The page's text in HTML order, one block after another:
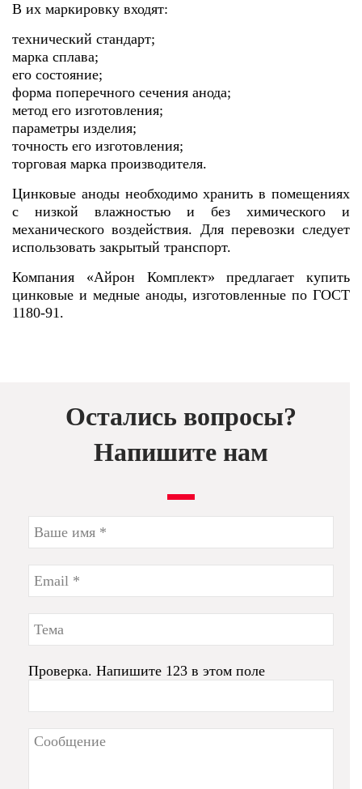
В их маркировку входят:
технический стандарт;
марка сплава;
его состояние;
форма поперечного сечения анода;
метод его изготовления;
параметры изделия;
точность его изготовления;
торговая марка производителя.
Цинковые аноды необходимо хранить в помещениях
с низкой влажностью и без химического и
механического воздействия. Для перевозки следует
использовать закрытый транспорт.
Компания «Айрон Комплект» предлагает купить
цинковые и медные аноды, изготовленные по ГОСТ
1180-91.
Остались вопросы?
Напишите нам
Проверка. Напишите 123 в этом поле